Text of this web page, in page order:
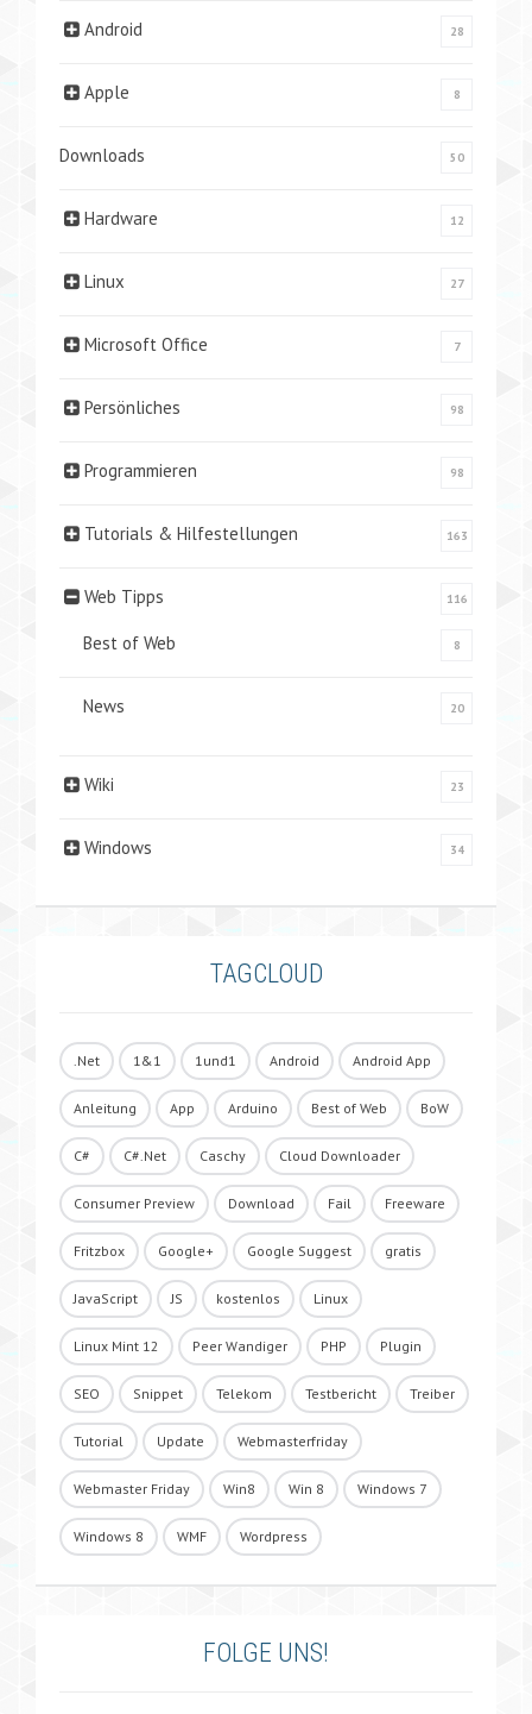
Android 28
Apple 8
Downloads 50
Hardware 12
Linux 27
Microsoft Office 7
Persönliches 98
Programmieren 98
Tutorials & Hilfestellungen 163
Web Tipps 116
Best of Web 8
News 20
Wiki 23
Windows 34
TAGCLOUD
.Net 1&1 1und1 Android Android App
Anleitung App Arduino Best of Web BoW
C# C#.Net Caschy Cloud Downloader
Consumer Preview Download Fail Freeware
Fritzbox Google+ Google Suggest gratis
JavaScript JS kostenlos Linux
Linux Mint 12 Peer Wandiger PHP Plugin
SEO Snippet Telekom Testbericht Treiber
Tutorial Update Webmasterfriday
Webmaster Friday Win8 Win 8 Windows 7
Windows 8 WMF Wordpress
FOLGE UNS!